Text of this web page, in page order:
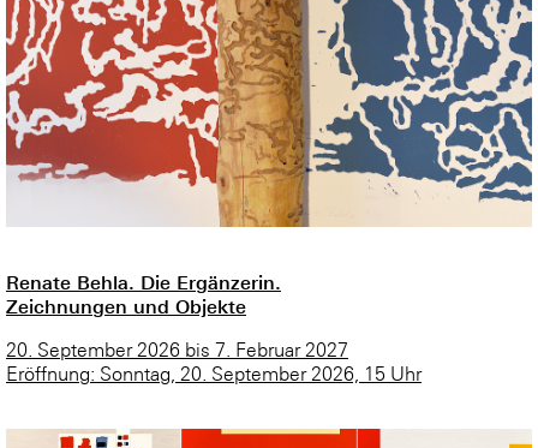
Renate Behla. Die Ergänzerin.
Zeichnungen und Objekte
20. September 2026 bis 7. Februar 2027
Eröffnung: Sonntag, 20. September 2026, 15 Uhr